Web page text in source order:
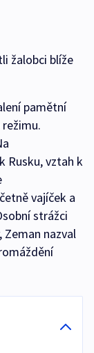
žalobci blíže
pamětní
Rusku, vztah k
vajíček a
strážci
nazval